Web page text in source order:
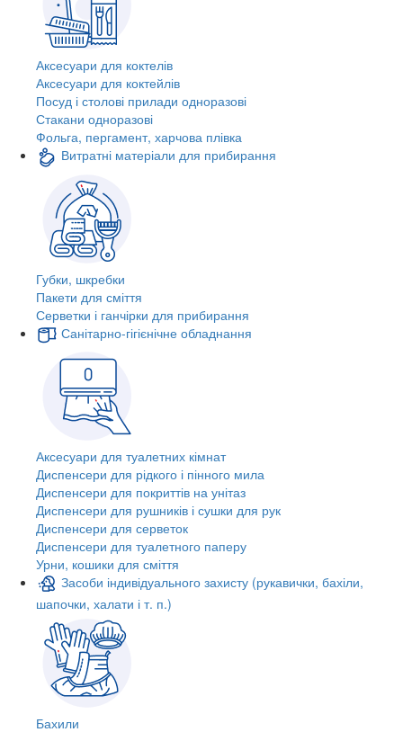
Аксесуари для коктелів
Аксесуари для коктейлів
Посуд і столові прилади одноразові
Стакани одноразові
Фольга, пергамент, харчова плівка
Витратні матеріали для прибирання
Губки, шкребки
Пакети для сміття
Серветки і ганчірки для прибирання
Санітарно-гігієнічне обладнання
Аксесуари для туалетних кімнат
Диспенсери для рідкого і пінного мила
Диспенсери для покриттів на унітаз
Диспенсери для рушників і сушки для рук
Диспенсери для серветок
Диспенсери для туалетного паперу
Урни, кошики для сміття
Засоби індивідуального захисту (рукавички, бахіли,
шапочки, халати і т. п.)
Бахили